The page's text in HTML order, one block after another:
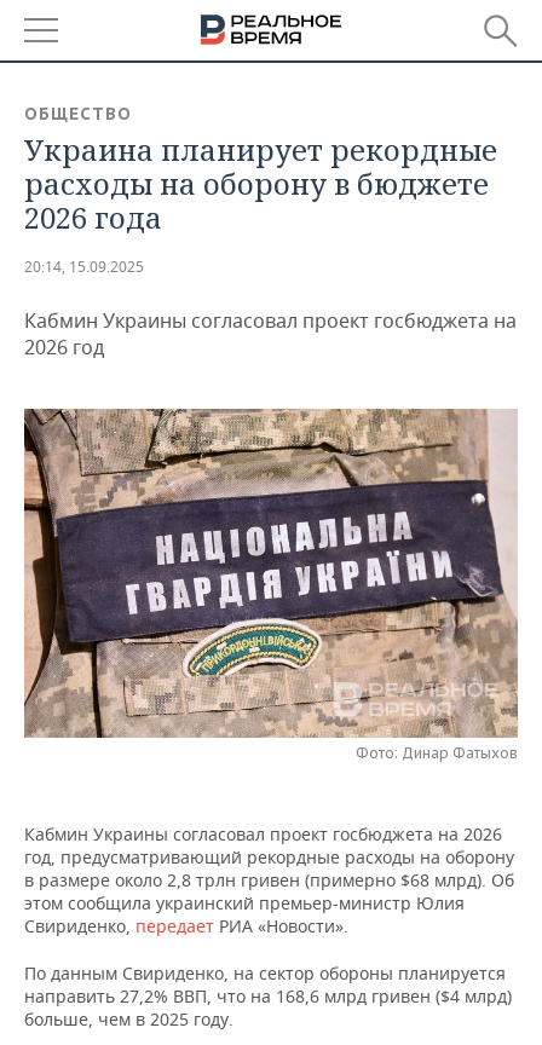
БАШКОРТОСТАН
ТАТАРСТАН
НОВОСТИ
АНАЛИТИКА
ДЕКЛАРАЦИИ О ДОХОДАХ
КОРОЛИ ГОСЗАКАЗА ПФО
ВУЗЫ ТАТАРСТАНА
КОМУ ПРИНАДЛЕЖАТ
ТОРГОВЫЕ ЦЕНТРЫ
ТАТАРСТАНА
НОВОСТИ ЭКОНОМИКИ
ФИНАНСЫ
БАНКИ
БЮДЖЕТ
ИНВЕСТИЦИИ
ПРОМЫШЛЕННОСТЬ
НОВОСТИ
АГРОПРОМ
МАШИНОСТРОЕНИЕ
НЕФТЕХИМИЯ
НЕФТЬ
ОПК
ЭНЕРГЕТИКА
НЕДВИЖИМОСТЬ
НОВОСТИ НЕДВИЖИМОСТИ
АВТО
НОВОСТИ АВТО
БИЗНЕС
НОВОСТИ БИЗНЕСА
РОЗНИЧНАЯ ТОРГОВЛЯ
ТРАНСПОРТ
УСЛУГИ
ТЕХНОЛОГИИ
НОВОСТИ ТЕХНОЛОГИЙ
IT
МЕДИА
МЕРОПРИЯТИЯ
НОВОСТИ МЕРОПРИЯТИЙ
ВЫЕЗДНАЯ РЕДАКЦИЯ
ОТКРЫТАЯ ЛЕКЦИЯ
СПОРТ
НОВОСТИ СПОРТА
БАСКЕТБОЛ
ВОЛЕЙБОЛ
КИБЕРСПОРТ
ФИГУРНОЕ КАТАНИЕ
ОБЩЕСТВО
ИНФРАСТРУКТУРА
ИСТОРИЯ
КУЛЬТУРА
МЕДИЦИНА
СПРАВОЧНИК
СПИСОК ПЕРСОН
СПИСОК КОМПАНИЙ
ПОЛНАЯ ВЕРСИЯ
ОБЩЕСТВО
Украина планирует рекордные
расходы на оборону в бюджете
2026 года
20:14, 15.09.2025
Кабмин Украины согласовал проект госбюджета на
2026 год
Фото: Динар Фатыхов
Кабмин Украины согласовал проект госбюджета на 2026
год, предусматривающий рекордные расходы на оборону
в размере около 2,8 трлн гривен (примерно $68 млрд). Об
этом сообщила украинский премьер-министр Юлия
Свириденко, передает РИА «Новости».
По данным Свириденко, на сектор обороны планируется
направить 27,2% ВВП, что на 168,6 млрд гривен ($4 млрд)
больше, чем в 2025 году.